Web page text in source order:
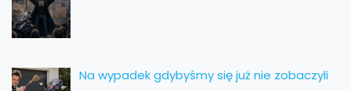
Na wypadek gdybyśmy się już nie zobaczyli